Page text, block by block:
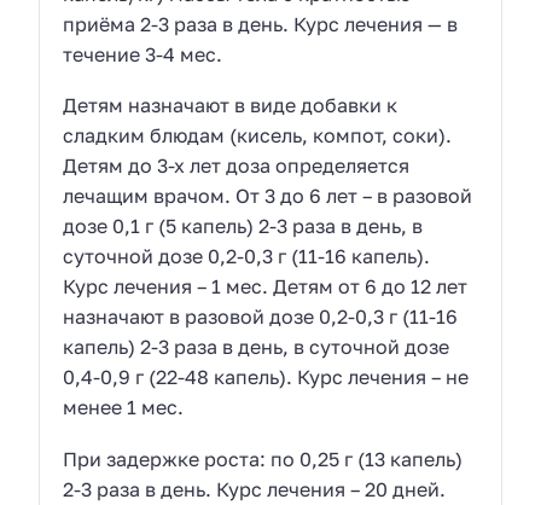
приёма 2-3 раза в день. Курс лечения — в
течение 3-4 мес.
Детям назначают в виде добавки к
сладким блюдам (кисель, компот, соки).
Детям до 3-х лет доза определяется
лечащим врачом. От 3 до 6 лет – в разовой
дозе 0,1 г (5 капель) 2-3 раза в день, в
суточной дозе 0,2-0,3 г (11-16 капель).
Курс лечения – 1 мес. Детям от 6 до 12 лет
назначают в разовой дозе 0,2-0,3 г (11-16
капель) 2-3 раза в день, в суточной дозе
0,4-0,9 г (22-48 капель). Курс лечения – не
менее 1 мес.
При задержке роста: по 0,25 г (13 капель)
2-3 раза в день. Курс лечения – 20 дней.